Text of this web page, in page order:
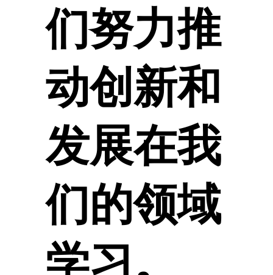
们努力推
动创新和
发展在我
们的领域
学习。